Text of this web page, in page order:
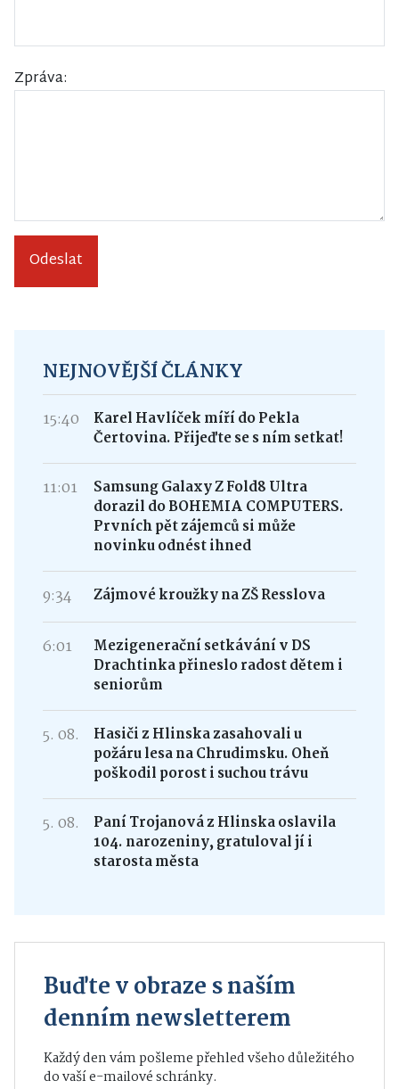
Zpráva:
Odeslat
NEJNOVĚJŠÍ ČLÁNKY
15:40
Karel Havlíček míří do Pekla
Čertovina. Přijeďte se s ním setkat!
11:01
Samsung Galaxy Z Fold8 Ultra
dorazil do BOHEMIA COMPUTERS.
Prvních pět zájemců si může
novinku odnést ihned
9:34 Zájmové kroužky na ZŠ Resslova
6:01
Mezigenerační setkávání v DS
Drachtinka přineslo radost dětem i
seniorům
5. 08.
Hasiči z Hlinska zasahovali u
požáru lesa na Chrudimsku. Oheň
poškodil porost i suchou trávu
5. 08.
Paní Trojanová z Hlinska oslavila
104. narozeniny, gratuloval jí i
starosta města
Buďte v obraze s naším
denním newsletterem
Každý den vám pošleme přehled všeho důležitého
do vaší e-mailové schránky.